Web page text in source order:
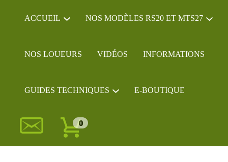
ACCUEIL NOS MODÈLES RS20 ET MTS27
NOS LOUEURS VIDÉOS INFORMATIONS
GUIDES TECHNIQUES E-BOUTIQUE
0